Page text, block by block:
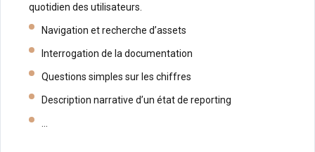
quotidien des utilisateurs.
Navigation et recherche d’assets
Interrogation de la documentation
Questions simples sur les chiffres
Description narrative d’un état de reporting